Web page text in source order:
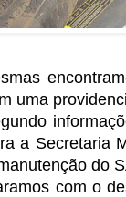
uma
a Secretaria
do
com o